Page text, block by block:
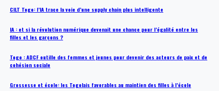
CILT Togo: l’IA trace la voie d’une supply chain plus intelligente
IA : et si la révolution numérique devenait une chance pour l’égalité entre les
filles et les garçons ?
Togo : ADCF outille des femmes et jeunes pour devenir des acteurs de paix et de
cohésion sociale
Grossesse et école: les Togolais favorables au maintien des filles à l’école